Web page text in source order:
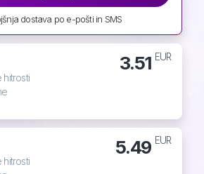
dostava po e-pošti in SMS
hitrosti
3.51 EUR
hitrosti
5.49 EUR